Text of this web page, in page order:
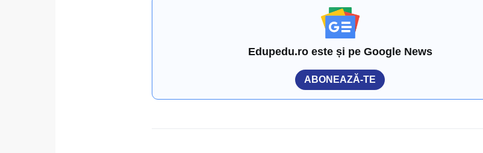
Edupedu.ro este și pe Google News
ABONEAZĂ-TE